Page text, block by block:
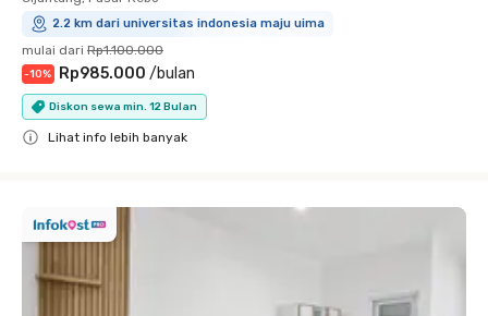
2.2 km dari universitas indonesia maju uima
mulai dari Rp1.100.000
-10% Rp985.000 /bulan
Diskon sewa min. 12 Bulan
Lihat info lebih banyak